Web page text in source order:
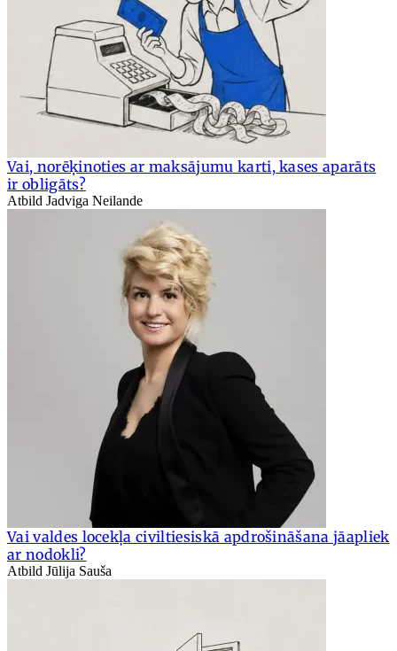
Vai, norēķinoties ar maksājumu karti, kases aparāts
ir obligāts?
Atbild Jadviga Neilande
Vai valdes locekļa civiltiesiskā apdrošināšana jāapliek
ar nodokli?
Atbild Jūlija Sauša